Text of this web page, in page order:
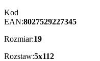
Kod
EAN:8027529227345
Rozmiar:19
Rozstaw:5x112